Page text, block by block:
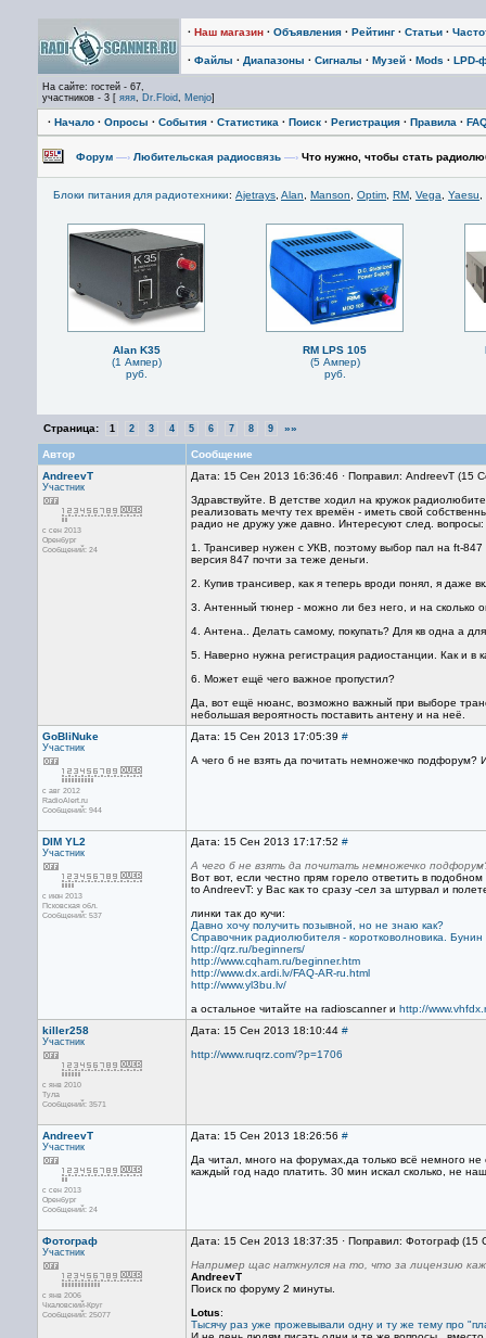
· Наш магазин · Объявления · Рейтинг · Статьи ·
· Файлы · Диапазоны · Сигналы · Музей · Mods · LPD-
На сайте: гостей - 67,
участников - 3 [ яяя, Dr.Floid, Menjo]
· Начало · Опросы · События · Статистика · Поиск · Регистрация · Правила ·
Форум —› Любительская радиосвязь —› Что нужно, чтобы стать
Блоки питания для радиотехники: Ajetrays Alan Manson Optim RM Vega Yaesu
Alan K35
(1 Ампер)
руб.
RM LPS 105
(5 Ампер)
руб.
Страница: 1 2 3 4 5 6 7 8 9 »»
Автор
Сообщение
AndreevT
Участник
с сен 2013
Оренбург
Сообщений: 24
Дата: 15 Сен 2013 16:36:46 · Поправил: AndreevT (15
Здравствуйте. В детстве ходил на кружок
реализовать мечту тех времён - иметь свой
радио не дружу уже давно. Интересуют след. вопросы:
1. Трансивер нужен с УКВ, поэтому выбор пал на ft-
версия 847 почти за теже деньги.
2. Купив трансивер, как я теперь вроди понял, я даже
3. Антенный тюнер - можно ли без него, и на сколько
4. Антена.. Делать самому, покупать? Для кв одна а
5. Наверно нужна регистрация радиостанции. Как и в
6. Может ещё чего важное пропустил?
Да, вот ещё нюанс, возможно важный при выборе
небольшая вероятность поставить антену и на неё.
GoBliNuke
Участник
с авг 2012
RadioAlert.ru
Сообщений: 944
Дата: 15 Сен 2013 17:05:39 #
А чего б не взять да почитать немножечко
DIM YL2
Участник
с июн 2013
Псковская обл.
Сообщений: 537
Дата: 15 Сен 2013 17:17:52 #
А чего б не взять да почитать немножечко
Вот вот, если честно прям горело ответить в
to AndreevT: у Вас как то сразу -сел за штурвал и
линки так до кучи:
Давно хочу получить позывной, но не знаю как?
Справочник радиолюбителя - коротковолновика.
http://qrz.ru/beginners/
http://www.cqham.ru/beginner.htm
http://www.dx.ardi.lv/FAQ-AR-ru.html
http://www.yl3bu.lv/
а остальное читайте на radioscanner и http://
killer258
Участник
с янв 2010
Тула
Сообщений: 3571
Дата: 15 Сен 2013 18:10:44 #
http://www.ruqrz.com/?p=1706
AndreevT
Участник
с сен 2013
Оренбург
Сообщений: 24
Дата: 15 Сен 2013 18:26:56 #
Да читал, много на форумах,да только всё немного
каждый год надо платить. 30 мин искал сколько, не
Фотограф
Участник
с янв 2006
Чкаловский-Круг
Сообщений: 25077
Дата: 15 Сен 2013 18:37:35 · Поправил: Фотограф
Например щас наткнулся на то, что за лицензию
AndreevT
Поиск по форуму 2 минуты.
Lotus:
Тысячу раз уже прожевывали одну и ту же тему про